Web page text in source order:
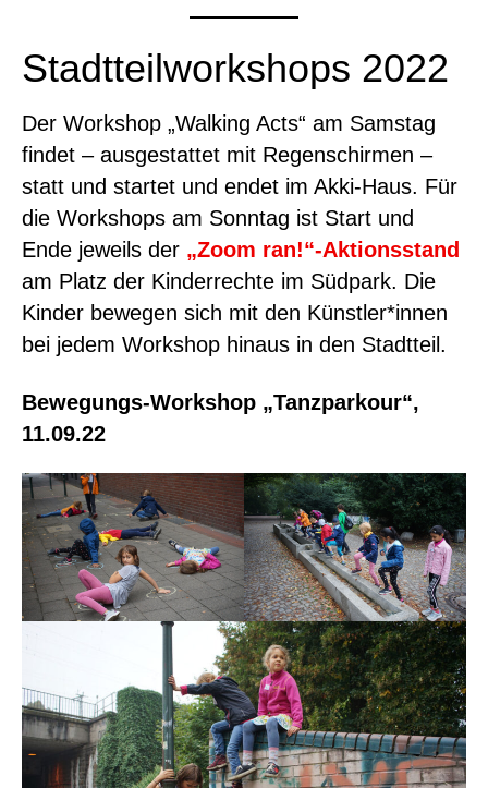
Stadtteilworkshops 2022
Der Workshop „Walking Acts“ am Samstag
findet – ausgestattet mit Regenschirmen –
statt und startet und endet im Akki-Haus. Für
die Workshops am Sonntag ist Start und
Ende jeweils der „Zoom ran!“-Aktionsstand
am Platz der Kinderrechte im Südpark. Die
Kinder bewegen sich mit den Künstler*innen
bei jedem Workshop hinaus in den Stadtteil.
Bewegungs-Workshop „Tanzparkour“,
11.09.22